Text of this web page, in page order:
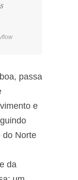
passa
e
do Norte
da